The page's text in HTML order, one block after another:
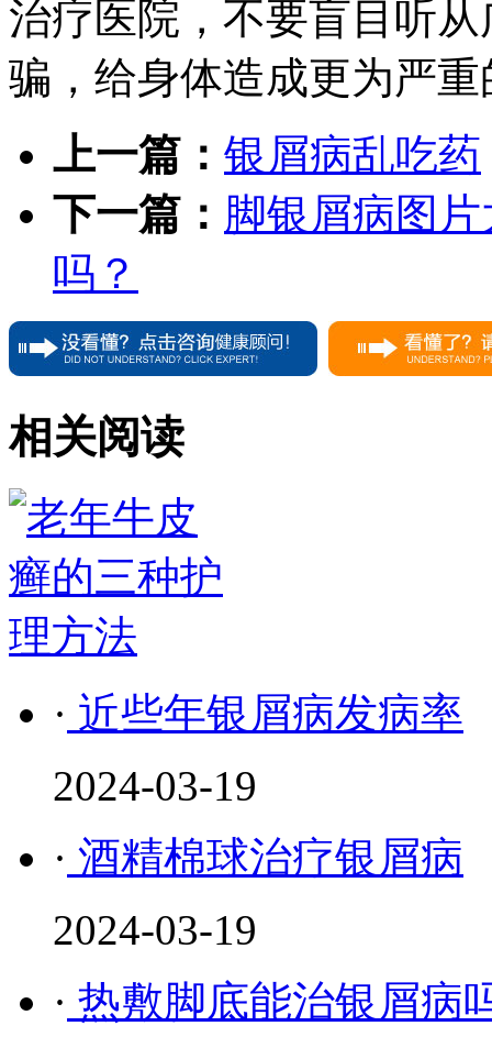
治疗医院，不要盲目听
骗，给身体造成更为严
上一篇： 银屑病乱吃药
下一篇： 脚银屑病图
吗？
相关阅读
· 近些年银屑病发病率
2024-03-19
· 酒精棉球治疗银屑病
2024-03-19
· 热敷脚底能治银屑病